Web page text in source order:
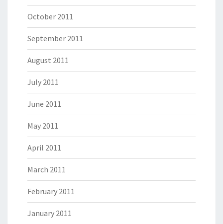
October 2011
September 2011
August 2011
July 2011
June 2011
May 2011
April 2011
March 2011
February 2011
January 2011